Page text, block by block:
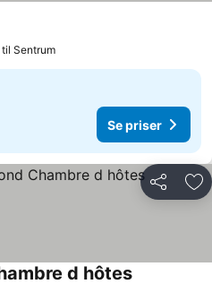
til Sentrum
Se priser
Del
d hôtes